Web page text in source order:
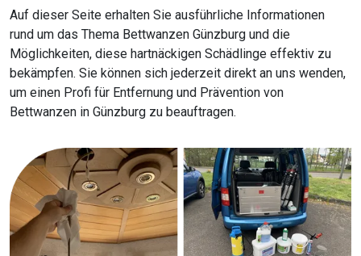
Auf dieser Seite erhalten Sie ausführliche Informationen
rund um das Thema Bettwanzen Günzburg und die
Möglichkeiten, diese hartnäckigen Schädlinge effektiv zu
bekämpfen. Sie können sich jederzeit direkt an uns wenden,
um einen Profi für Entfernung und Prävention von
Bettwanzen in Günzburg zu beauftragen.